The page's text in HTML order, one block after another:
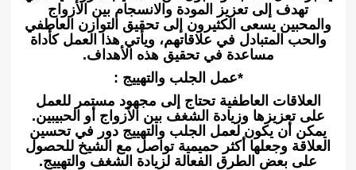
تهدف إلى تعزيز المودة والانسجام بين الأزواج
والمحبين يسعى الكثيرون إلى تحقيق التوازن العاطفي
والحب المتبادل في علاقاتهم، ويأتي هذا العمل كأداة
مساعدة في تحقيق هذه الأهداف.
*عمل الجلب والتهييج :
العلاقات العاطفية تحتاج إلى مجهود مستمر للعمل
على تعزيزها وزيادة الشغف بين الأزواج أو الحبيبين.
يمكن أن يكون لعمل الجلب والتهييج دور في تحسين
العلاقة وجعلها أكثر حميمية تواصل مع الشيخ للحصول
على بعض الطرق الفعالة لزيادة الشغف والتهييج.